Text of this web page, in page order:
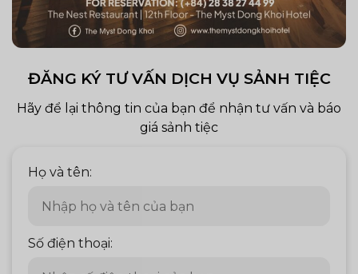
ĐĂNG KÝ TƯ VẤN DỊCH VỤ SẢNH TIỆC
Hãy để lại thông tin của bạn để nhận tư vấn và báo
giá sảnh tiệc
Họ và tên:
Số điện thoại: